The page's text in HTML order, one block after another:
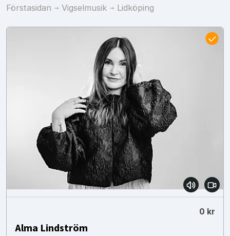
Förstasidan Vigselmusik Lidköping
0 kr
Alma Lindström